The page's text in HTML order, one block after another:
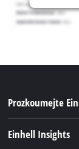
Prozkoumejte
Einhell Insights